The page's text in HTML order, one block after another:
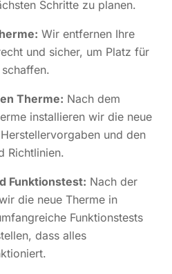
Schritte zu planen.
Wir entfernen Ihre
und sicher, um Platz für
Therme: Nach dem
installieren wir die neue
und den
Richtlinien.
Funktionstest: Nach der
die neue Therme in
Funktionstests
dass alles